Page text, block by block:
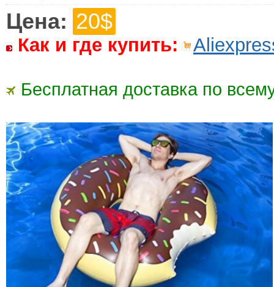
Цена: 20$
Как и где купить:
Бесплатная доставка по